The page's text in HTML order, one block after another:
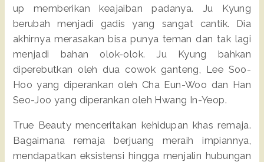
up memberikan keajaiban padanya. Ju Kyung
berubah menjadi gadis yang sangat cantik. Dia
akhirnya merasakan bisa punya teman dan tak lagi
menjadi bahan olok-olok. Ju Kyung bahkan
diperebutkan oleh dua cowok ganteng, Lee Soo-
Hoo yang diperankan oleh Cha Eun-Woo dan Han
Seo-Joo yang diperankan oleh Hwang In-Yeop.
True Beauty menceritakan kehidupan khas remaja.
Bagaimana remaja berjuang meraih impiannya,
mendapatkan eksistensi hingga menjalin hubungan